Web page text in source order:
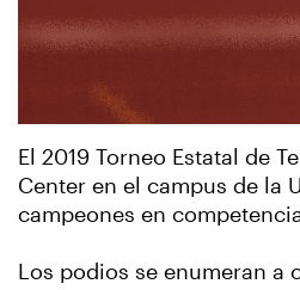
El 2019 Torneo Estatal de
Center en el campus de la
campeones en
Los podios se enumeran a